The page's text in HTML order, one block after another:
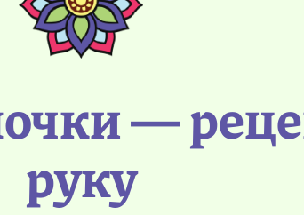
—
руку